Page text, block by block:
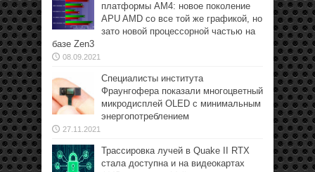
платформы АМ4: новое поколение
APU AMD со все той же графикой, но
зато новой процессорной частью на
базе Zen3
08.09.2021
Специалисты института
Фраунгофера показали многоцветный
микродисплей OLED с минимальным
энергопотреблением
27.11.2021
Трассировка лучей в Quake II RTX
стала доступна и на видеокартах